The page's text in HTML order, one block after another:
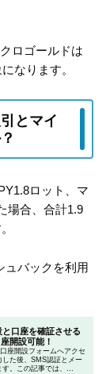
ロゴールドは
なります。
とマイ
ロット、マ
場合、合計1.9
ュバックを利用
口座を確証させる
開設可能！
座開設フォームへアクセ
した後、SMS認証とメー
。この記事では、